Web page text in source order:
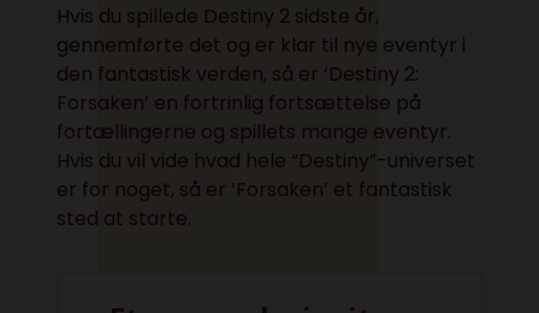
Hvis du spillede Destiny 2 sidste år,
gennemførte det og er klar til nye eventyr i
den fantastisk verden, så er ‘Destiny 2:
Forsaken’ en fortrinlig fortsættelse på
fortællingerne og spillets mange eventyr.
Hvis du vil vide hvad hele “Destiny”-universet
er for noget, så er ‘Forsaken’ et fantastisk
sted at starte.